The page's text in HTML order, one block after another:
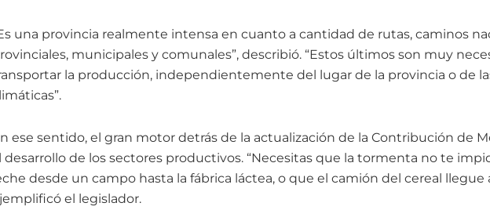
una provincia realmente intensa en cuanto a cantidad de rutas, caminos
municipales y comunales”, describió. “Estos últimos son muy
la producción, independientemente del lugar de la provincia o de
ese sentido, el gran motor detrás de la actualización de la Contribución de
desarrollo de los sectores productivos. “Necesitas que la tormenta no te
desde un campo hasta la fábrica láctea, o que el camión del cereal llegue
el legislador.